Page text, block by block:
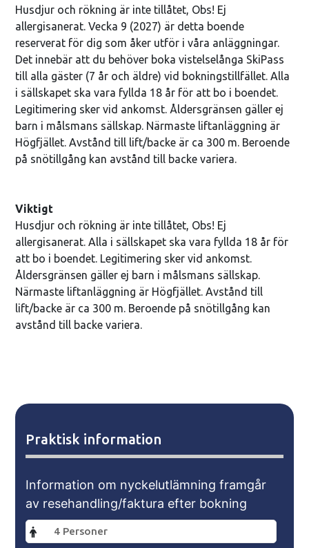
Husdjur och rökning är inte tillåtet, Obs! Ej
allergisanerat. Vecka 9 (2027) är detta boende
reserverat för dig som åker utför i våra anläggningar.
Det innebär att du behöver boka vistelselånga SkiPass
till alla gäster (7 år och äldre) vid bokningstillfället. Alla
i sällskapet ska vara fyllda 18 år för att bo i boendet.
Legitimering sker vid ankomst. Åldersgränsen gäller ej
barn i målsmans sällskap. Närmaste liftanläggning är
Högfjället. Avstånd till lift/backe är ca 300 m. Beroende
på snötillgång kan avstånd till backe variera.
Viktigt
Husdjur och rökning är inte tillåtet, Obs! Ej
allergisanerat. Alla i sällskapet ska vara fyllda 18 år för
att bo i boendet. Legitimering sker vid ankomst.
Åldersgränsen gäller ej barn i målsmans sällskap.
Närmaste liftanläggning är Högfjället. Avstånd till
lift/backe är ca 300 m. Beroende på snötillgång kan
avstånd till backe variera.
Praktisk information
Information om nyckelutlämning framgår
av resehandling/faktura efter bokning
4 Personer